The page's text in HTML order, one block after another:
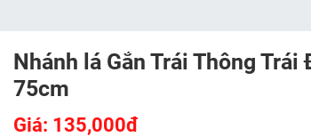
Nhánh lá Gắn Trái Thông Trái
75cm
Giá: 135,000đ